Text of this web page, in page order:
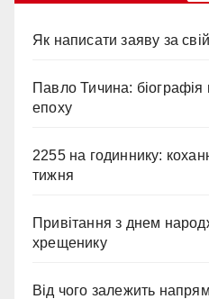
Як написати заяву за
Павло Тичина:
епоху
2255 на годиннику:
тижня
Привітання з днем
хрещенику
Від чого залежить